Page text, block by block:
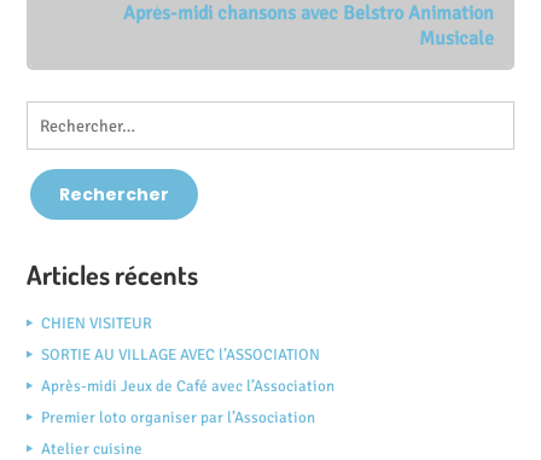
Après-midi chansons avec Belstro Animation
Musicale
Articles récents
CHIEN VISITEUR
SORTIE AU VILLAGE AVEC l’ASSOCIATION
Après-midi Jeux de Café avec l’Association
Premier loto organiser par l’Association
Atelier cuisine